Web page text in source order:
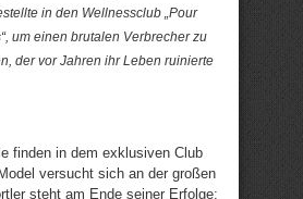
in den Wellnessclub „Pour
um einen brutalen Verbrecher zu
der vor Jahren ihr Leben ruinierte
finden in dem exklusiven Club
versucht sich an der großen
steht am Ende seiner Erfolge;